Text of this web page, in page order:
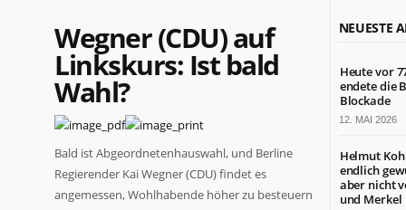
Wegner (CDU) auf
Linkskurs: Ist bald
Wahl?
Bald ist Abgeordnetenhauswahl, und Berline
Regierender Kai Wegner (CDU) findet es
angemessen, Wohlhabende höher zu besteuern
NEUESTE
Heute vor
endete die
Blockade
12. MAI 2026
Helmut
endlich
aber nicht
und Merkel